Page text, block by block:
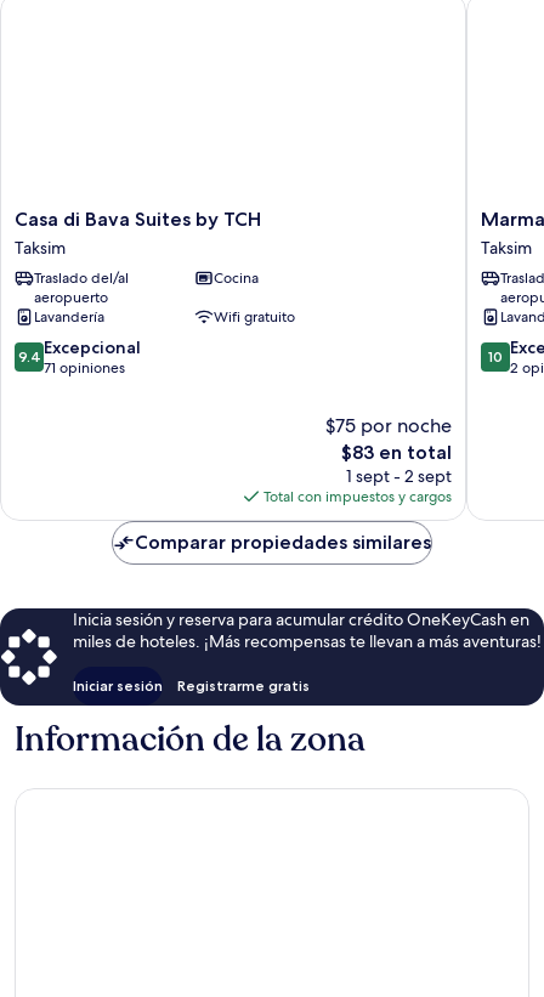
Casa
di
Bava
Suites
TCH
Taksim
Casa di Bava Suites by TCH
Taksim
Traslado del/al
aeropuerto
Cocina
Lavandería
Wifi gratuito
9.4
de
9.4 Excepcional
71 opiniones
$75 por noche
El
precio
actual
es
de
$83
$83 en total
1 sept - 2 sept
Total con impuestos y cargos
Suites
Taksim
Taksim
10.0
de
10
2
Comparar propiedades similares
Inicia sesión y reserva para acumular crédito OneKeyCash en
miles de hoteles. ¡Más recompensas te llevan a más aventuras!
Iniciar sesión Registrarme gratis
Información de la zona